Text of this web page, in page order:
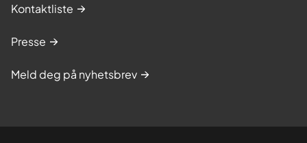
Kontaktliste
Presse
Meld deg på nyhetsbrev